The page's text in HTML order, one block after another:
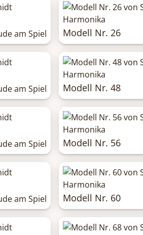
am Spiel Modell Nr. 26
am Spiel Modell Nr. 48
am Spiel Modell Nr. 56
am Spiel Modell Nr. 60